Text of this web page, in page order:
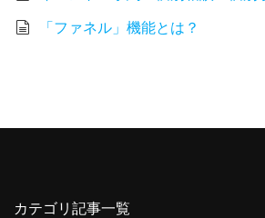
「ファネル」機能とは？
カテゴリ記事一覧